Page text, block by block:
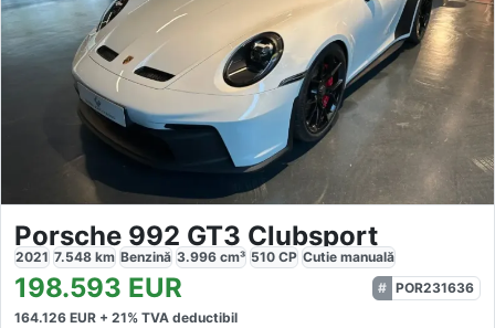
Porsche 992 GT3 Clubsport
2021 7.548 km Benzină 3.996 cm³ 510 CP Cutie manuală
198.593 EUR
POR231636
164.126 EUR + 21% TVA deductibil